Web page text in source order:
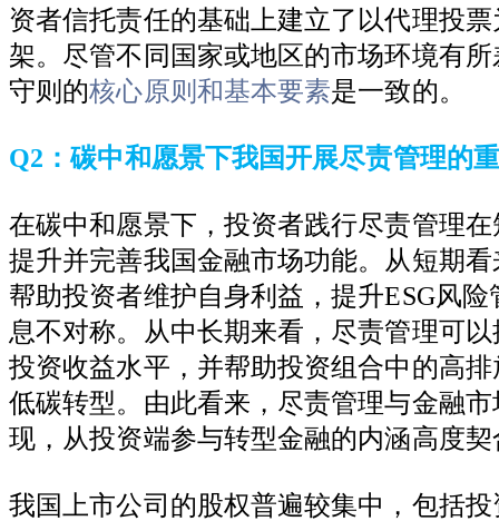
资者信托责任的基础上建立了以代理投
架。尽管不同国家或地区的市场环境有
守则的核心原则和基本要素是一致的。
Q2 ：碳中和愿景下我国开展尽责管理的
在碳中和愿景下，投资者践行尽责管理
提升并完善我国金融市场功能。从短期
帮助投资者维护自身利益，提升ESG风险
息不对称。从中长期来看，尽责管理可
投资收益水平，并帮助投资组合中的高
低碳转型。由此看来，尽责管理与金融
现，从投资端参与转型金融的内涵高度契
我国上市公司的股权普遍较集中，包括